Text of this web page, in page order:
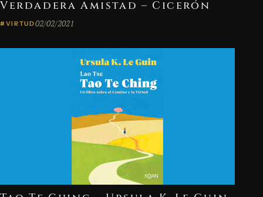
Verdadera Amistad – Cicerón
#VIRTUD02/02/2021